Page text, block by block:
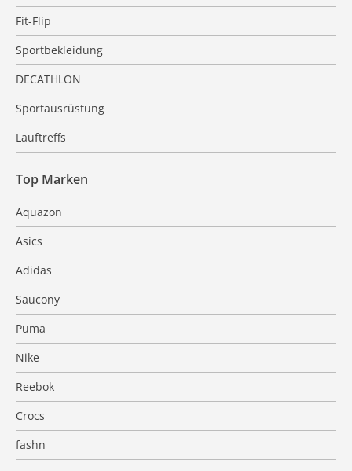
Fit-Flip
Sportbekleidung
DECATHLON
Sportausrüstung
Lauftreffs
Top Marken
Aquazon
Asics
Adidas
Saucony
Puma
Nike
Reebok
Crocs
fashn